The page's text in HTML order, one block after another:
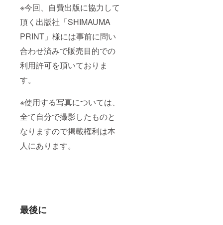
※今回、自費出版に協力して
頂く出版社「SHIMAUMA
PRINT」様には事前に問い
合わせ済みで販売目的での
利用許可を頂いておりま
す。
※使用する写真については、
全て自分で撮影したものと
なりますので掲載権利は本
人にあります。
最後に